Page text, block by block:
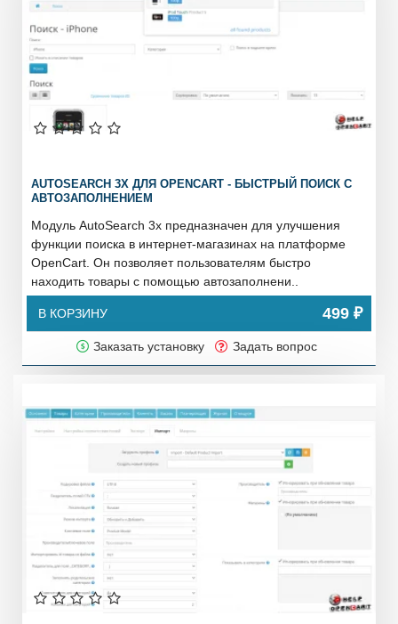
AUTOSEARCH 3X ДЛЯ OPENCART - БЫСТРЫЙ ПОИСК С
АВТОЗАПОЛНЕНИЕМ
Модуль AutoSearch 3x предназначен для улучшения
функции поиска в интернет-магазинах на платформе
OpenCart. Он позволяет пользователям быстро
находить товары с помощью автозаполнени..
В КОРЗИНУ 499 ₽
Заказать установку Задать вопрос